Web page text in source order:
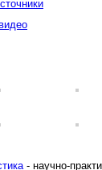
- научно-